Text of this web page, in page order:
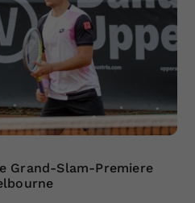
Grand-Slam-Premiere